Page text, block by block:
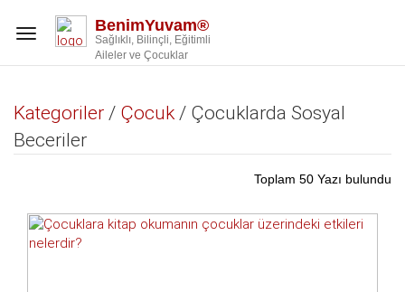
Toggle
BenimYuvam®
Sağlıklı, Bilinçli, Eğitimli
Aileler ve Çocuklar
Kategoriler / Çocuk/ Çocuklarda Sosyal
Beceriler
Toplam 50 Yazı bulundu